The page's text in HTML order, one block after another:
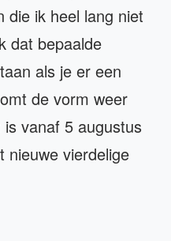
die ik heel lang niet
dat bepaalde
als je er een
de vorm weer
vanaf 5 augustus
nieuwe vierdelige